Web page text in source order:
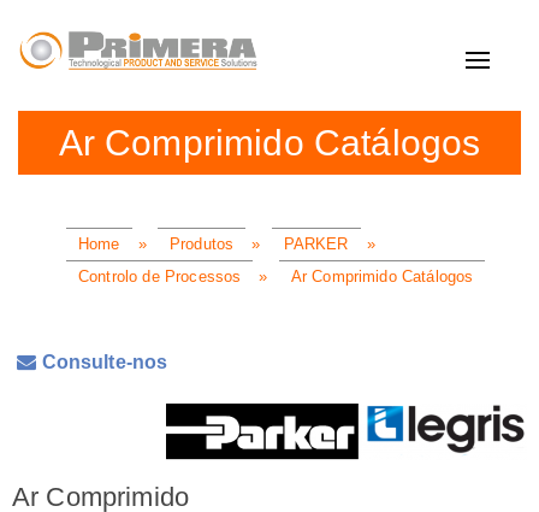
Toggle
Ar Comprimido Catálogos
Home » Produtos » PARKER
»
Controlo de Processos
» Ar Comprimido Catálogos
Consulte-nos
Ar Comprimido